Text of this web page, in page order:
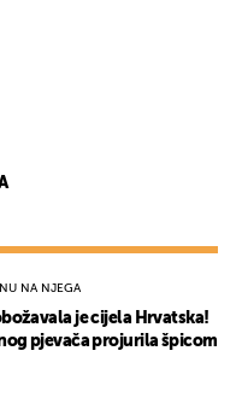
NA NJEGA
je cijela Hrvatska!
pjevača projurila špicom